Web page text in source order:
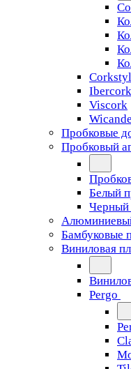
Ibercork
Viscork
Пробковые
Пробковый
Белый
Черный
Бамбуковые
Виниловая
Pergo